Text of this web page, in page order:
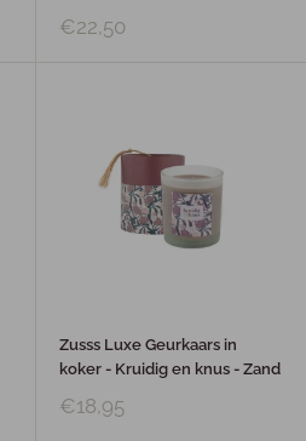
€22,50
Zusss Luxe Geurkaars in
koker - Kruidig en knus - Zand
€18,95